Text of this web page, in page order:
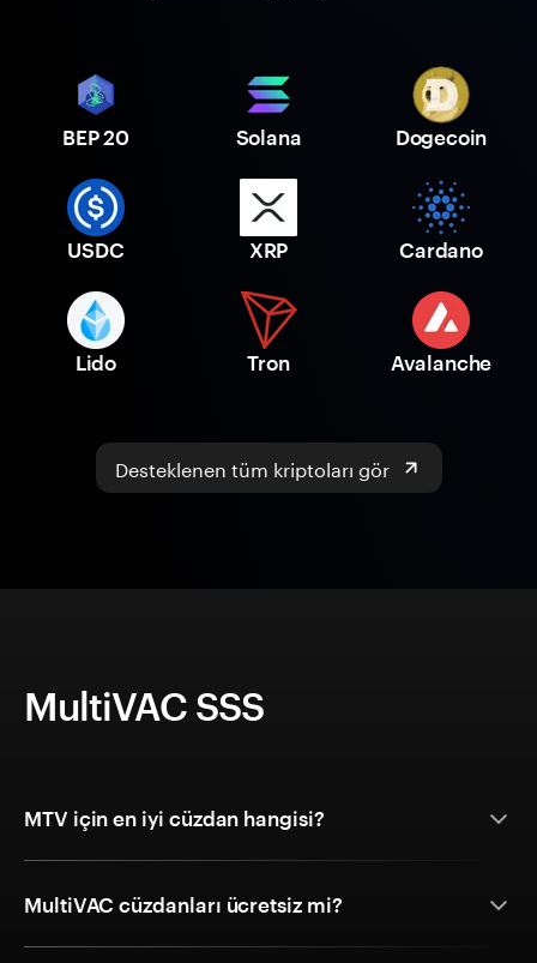
BEP 20 Solana Dogecoin
USDC XRP Cardano
Lido Tron Avalanche
Desteklenen tüm kriptoları gör
MultiVAC SSS
MTV için en iyi cüzdan hangisi?
MultiVAC cüzdanları ücretsiz mi?